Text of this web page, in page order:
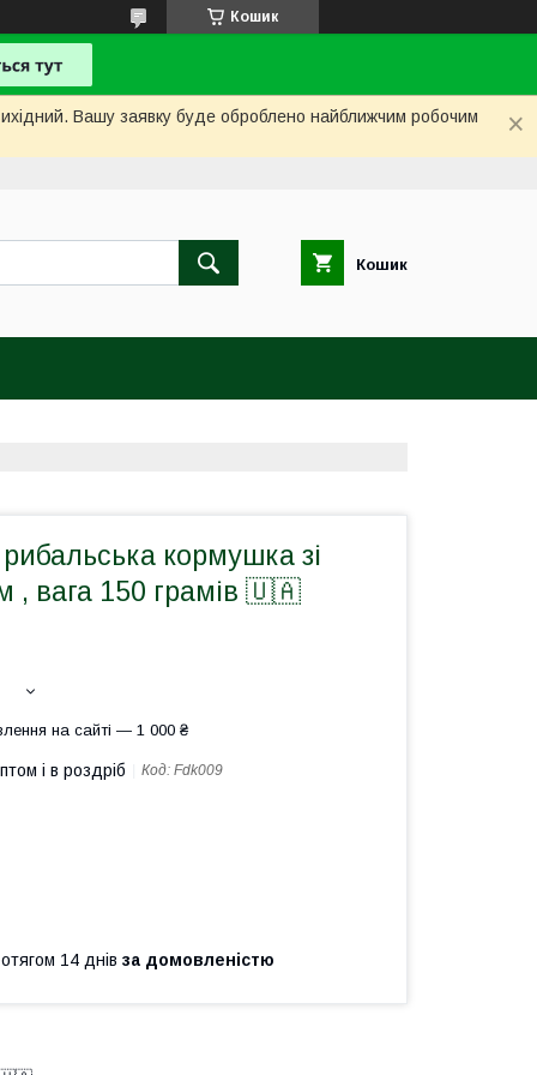
Кошик
Вашу заявку буде оброблено найближчим робочим
Кошик
кормушка зі
, вага 150 грамів 🇺🇦
на сайті — 1 000 ₴
і в роздріб Код: Fdk009
14 днів за домовленістю